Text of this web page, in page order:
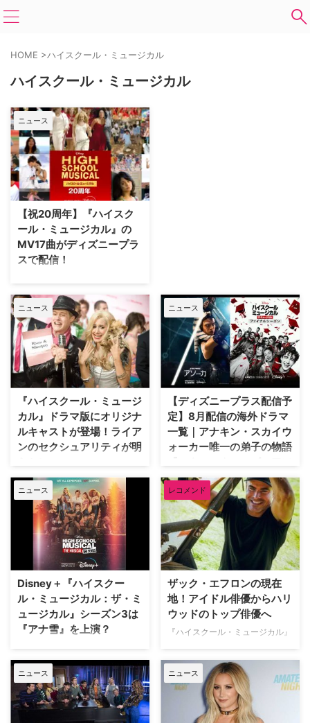
HOME >ハイスクール・ミュージカル
ハイスクール・ミュージカル
ニュース
【祝20周年】『ハイスク
ール・ミュージカル』の
MV17曲がディズニープラ
スで配信！
作目の物語を彩る17曲のミュージ
ックビデオを本日よりDisney+
（ディズニープラス）見放題で独
占配信する。 20年経った今も色
褪せない青春ミュージカルの金字
塔 2006年1月20日（金）に全米
で放送され、その年のビルボード
アルバム年間チャート1位を獲得
するなど、テレビ映画の枠を超え
て世界的な社会現象を巻き起こし
た『ハイスクール・ミュージカ
のであるこの輝かしい歴史が、つ
いに20周年の節目 …
ニュース
『ハイスクール・ミュージ
カル』ドラマ版にオリジナ
ルキャストが登場！ライア
ンのセクシュアリティが明
2000年代に大ヒットした青春映
画『ハイスクール・ミュージカ
ル』シリーズのオリジナルキャス
トが、ドラマ版『ハイスクール・
ミュージカル：ザ・ミュージカ
ル』シーズン4に登場！ また、
ライアン・エヴァンス役のセクシ
ュアリティも明らかになった。米
TV Lineが伝えた。 オリジナルキ
ャストが登場！ 8月9日より米
Disney+で配信されるシーズン4
では、『ハイスクール・ミュージ
ースト高校に戻ってくる。 「ハ
イスクール・リユニオン」と題さ
れたこのプロジェクトの楽曲が流
れ、ライアン（ルー …
ニュース
【ディズニープラス配信予
定】8月配信の海外ドラマ
一覧｜アナキン・スカイウ
ォーカー唯一の弟子の物語
ーカ』がスタート！
Disney+（ディズニープラス）で
2023年8月に配信がスタートする
注目の海外ドラマを一挙ご紹介。
今月は、スター・ウォーズファン
待望の『スター・ウォーズ：アソ
ーカ』、青春ミュージカルドラマ
シリーズ『ハイスクール・ミュー
ジカル：ザ・ミュージカル』ファ
イナルシーズンなど話題作が盛り
だくさん! 8月2日（水）日本初独
占配信開始 『デイブ』シーズン
3（全10話／一挙配信） 実在のラ
ッパー兼コメディアンのリル・デ
ィッキー（本名デイブ・バード）
をモデルにしたコメディー。シー
ズン3では、デイブは初めてのツ
アーのヘッド …
ニュース
Disney＋『ハイスクー
ル・ミュージカル：ザ・ミ
ュージカル』シーズン3は
『アナ雪』を上演？
シーズン3への更新が発表されて
いたDisney+ (ディズニープラス)
『ハイスクール・ミュージカル：
ザ・ミュージカル』。新たに解禁
された予告編で、ディズニーの大
ヒット映画『アナと雪の女王』と
レコメンド
ザック・エフロンの現在
地！アイドル俳優からハリ
ウッドのトップ俳優へ
『ハイスクール・ミュージカル』
ク・エフロン。アイドル俳優から
いかにして脱却を遂げたのだろう
か？ 彼の俳優人生を振り返りな
がら、そのパーソナルな一面にも
ニュース ニュース